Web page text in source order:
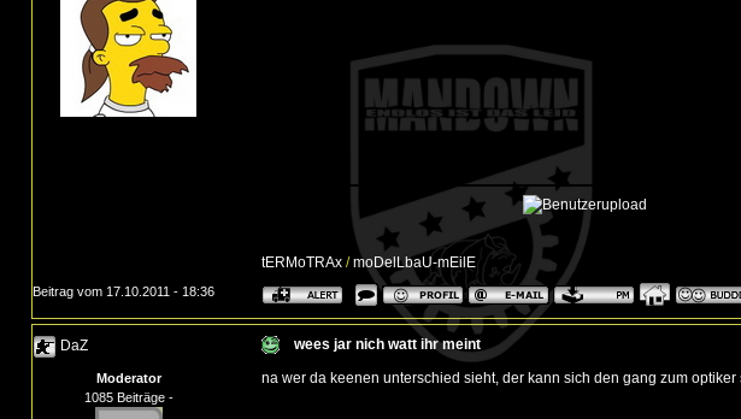
tERMoTRAx/moDelLbaU-mEilE
Beitrag vom 17.10.2011 - 18:36
DaZ wees jar nich watt ihr meint
Moderator
1085 Beiträge -
na wer da keenen unterschied sieht, der kann sich den gang zum optiker